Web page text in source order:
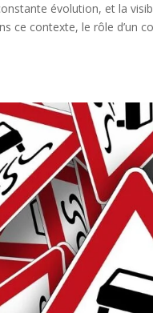
évolution, et la
ce contexte, le rôle d’un